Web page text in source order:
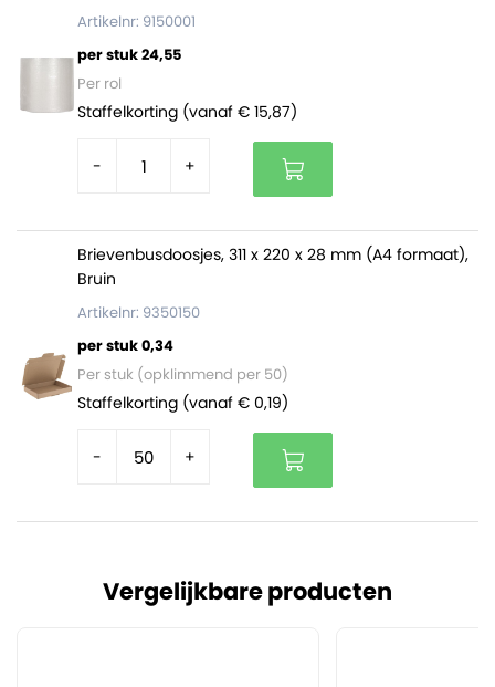
Artikelnr: 9150001
per stuk 24,55
Per rol
Staffelkorting (vanaf € 15,87)
- +
Brievenbusdoosjes, 311 x 220 x 28 mm (A4 formaat),
Bruin
Artikelnr: 9350150
per stuk 0,34
Per stuk (opklimmend per 50)
Staffelkorting (vanaf € 0,19)
- +
Vergelijkbare producten